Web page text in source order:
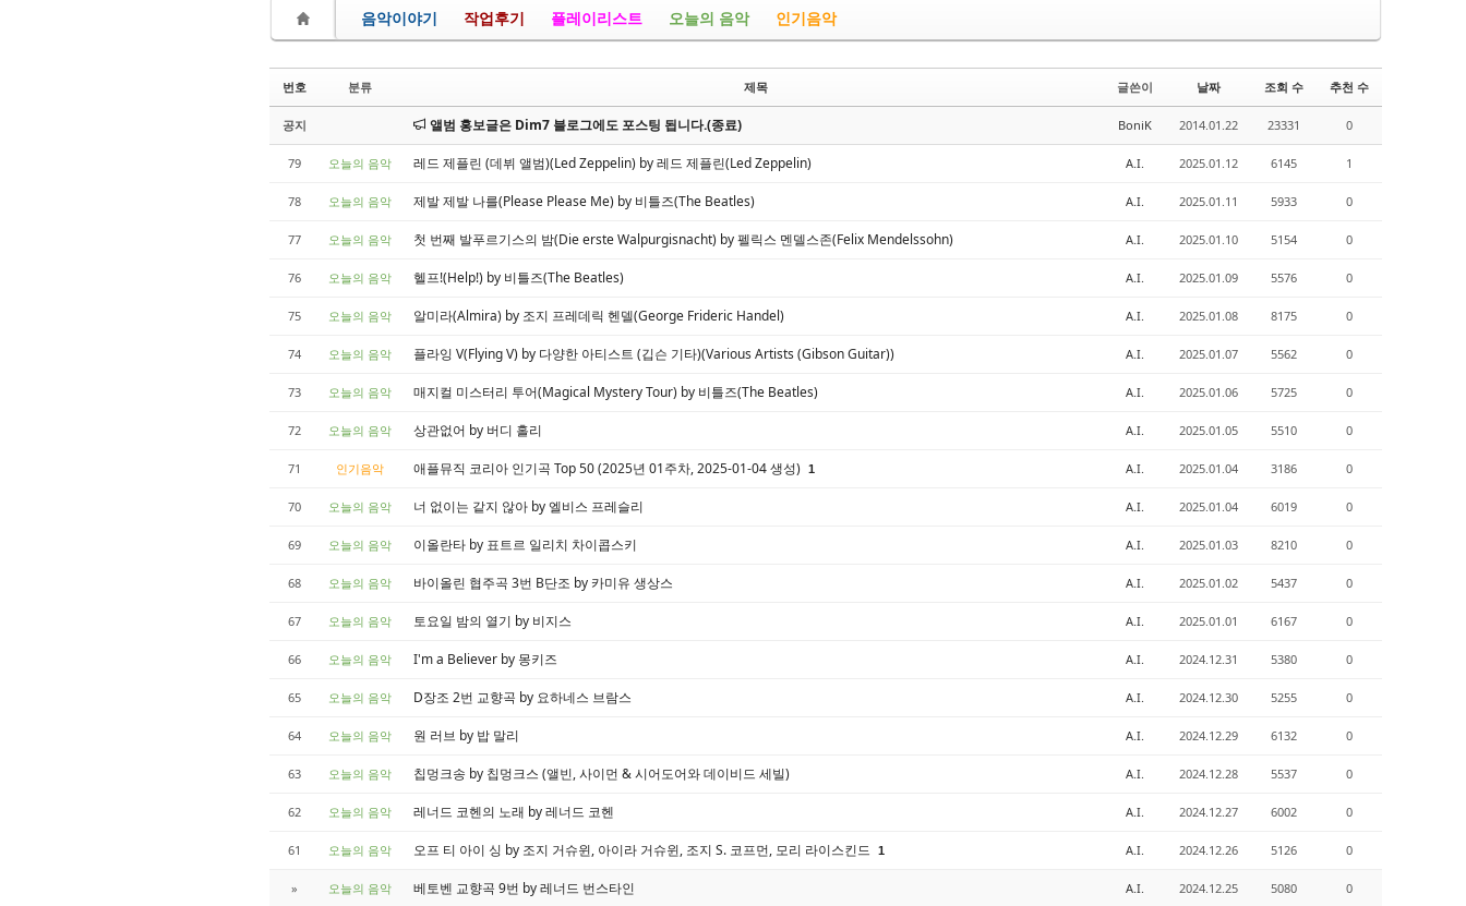
음악이야기 작업후기 플레이리스트 오늘의 음악 인기음악
번호 분류 제목 글쓴이 날짜 조회 수 추천 수
공지 앨범 홍보글은 Dim7 블로그에도 포스팅 됩니다.(종료) BoniK 2014.01.22 23331 0
79 오늘의 음악 레드 제플린 (데뷔 앨범)(Led Zeppelin) by 레드 제플린(Led Zeppelin) A.I. 2025.01.12 6145 1
78 오늘의 음악 제발 제발 나를(Please Please Me) by 비틀즈(The Beatles) A.I. 2025.01.11 5933 0
77 오늘의 음악 첫 번째 발푸르기스의 밤(Die erste Walpurgisnacht) by 펠릭스 멘델스존(Felix Mendelssohn) A.I. 2025.01.10 5154 0
76 오늘의 음악 헬프!(Help!) by 비틀즈(The Beatles) A.I. 2025.01.09 5576 0
75 오늘의 음악 알미라(Almira) by 조지 프레데릭 헨델(George Frideric Handel) A.I. 2025.01.08 8175 0
74 오늘의 음악 플라잉 V(Flying V) by 다양한 아티스트 (깁슨 기타)(Various Artists (Gibson Guitar)) A.I. 2025.01.07 5562 0
73 오늘의 음악 매지컬 미스터리 투어(Magical Mystery Tour) by 비틀즈(The Beatles) A.I. 2025.01.06 5725 0
72 오늘의 음악 상관없어 by 버디 홀리 A.I. 2025.01.05 5510 0
71 인기음악 애플뮤직 코리아 인기곡 Top 50 (2025년 01주차, 2025-01-04 생성) 1 A.I. 2025.01.04 3186 0
70 오늘의 음악 너 없이는 같지 않아 by 엘비스 프레슬리 A.I. 2025.01.04 6019 0
69 오늘의 음악 이올란타 by 표트르 일리치 차이콥스키 A.I. 2025.01.03 8210 0
68 오늘의 음악 바이올린 협주곡 3번 B단조 by 카미유 생상스 A.I. 2025.01.02 5437 0
67 오늘의 음악 토요일 밤의 열기 by 비지스 A.I. 2025.01.01 6167 0
66 오늘의 음악 I'm a Believer by 몽키즈 A.I. 2024.12.31 5380 0
65 오늘의 음악 D장조 2번 교향곡 by 요하네스 브람스 A.I. 2024.12.30 5255 0
64 오늘의 음악 원 러브 by 밥 말리 A.I. 2024.12.29 6132 0
63 오늘의 음악 칩멍크송 by 칩멍크스 (앨빈, 사이먼 & 시어도어와 데이비드 세빌) A.I. 2024.12.28 5537 0
62 오늘의 음악 레너드 코헨의 노래 by 레너드 코헨 A.I. 2024.12.27 6002 0
61 오늘의 음악 오프 티 아이 싱 by 조지 거슈윈, 아이라 거슈윈, 조지 S. 코프먼, 모리 라이스킨드 1 A.I. 2024.12.26 5126 0
» 오늘의 음악 베토벤 교향곡 9번 by 레너드 번스타인 A.I. 2024.12.25 5080 0